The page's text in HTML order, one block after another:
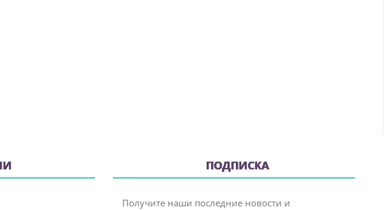
ПОДПИСКА
Получите наши последние новости и